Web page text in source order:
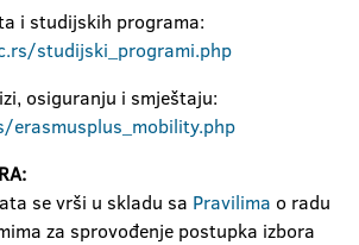
i studijskih programa:
studijski_programi.php
osiguranju i smještaju:
se vrši u skladu sa Pravilima o radu
za sprovođenje postupka izbora